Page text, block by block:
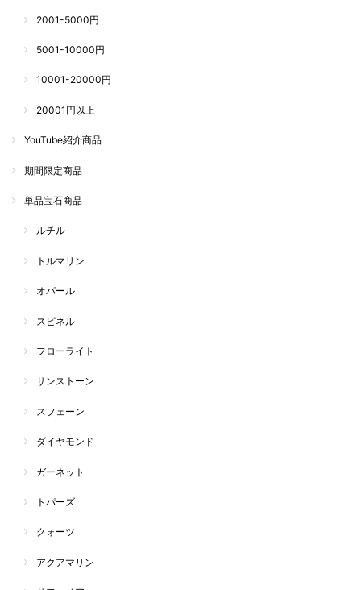
2001-5000円
5001-10000円
10001-20000円
20001円以上
YouTube紹介商品
期間限定商品
単品宝石商品
ルチル
トルマリン
オパール
スピネル
フローライト
サンストーン
スフェーン
ダイヤモンド
ガーネット
トパーズ
クォーツ
アクアマリン